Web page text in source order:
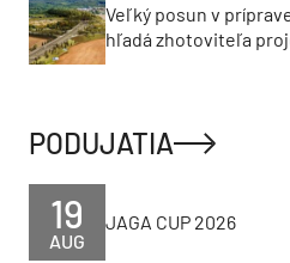
Veľký posun v
hľadá zhotoviteľa
PODUJATIA
AUG
19 JAGA CUP 2026